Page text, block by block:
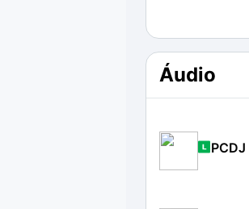
Áudio
PCDJ